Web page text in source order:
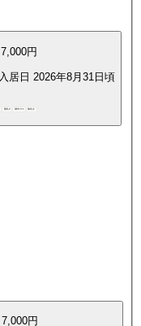
7,000円
入居日 2026年8月31日頃
敷礼0 都市ガス 南向き
7,000円